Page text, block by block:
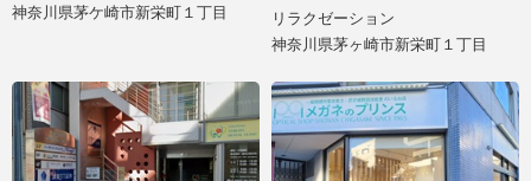
神奈川県茅ケ崎市新栄町１丁目
リラクゼーション
神奈川県茅ヶ崎市新栄町１丁目